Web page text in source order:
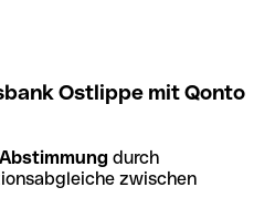
Ostlippe mit Qonto
durch
zwischen